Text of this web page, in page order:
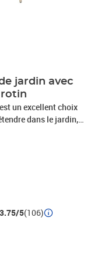
jardin avec
rotin
un excellent choix
dans le jardin,
durable : la résine
d'entretien qui
à nettoyer et
en raison de sa
aux
est doté d'une
n'importe quelle
rapidement dans sa
: ce mobilier
3.75/5(106)